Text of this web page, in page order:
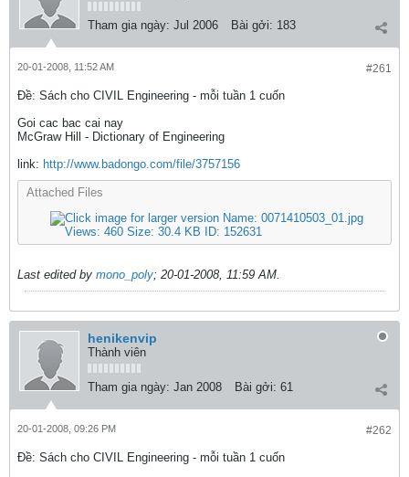
Tham gia ngày: Jul 2006 Bài gởi: 183
#261
20-01-2008, 11:52 AM
Ðề: Sách cho CIVIL Engineering - mỗi tuần 1 cuốn
Goi cac bac cai nay
McGraw Hill - Dictionary of Engineering
link: http://www.badongo.com/file/3757156
Attached Files
Last edited by mono_poly; 20-01-2008, 11:59 AM.
henikenvip
Thành viên
Tham gia ngày: Jan 2008 Bài gởi: 61
#262
20-01-2008, 09:26 PM
Ðề: Sách cho CIVIL Engineering - mỗi tuần 1 cuốn